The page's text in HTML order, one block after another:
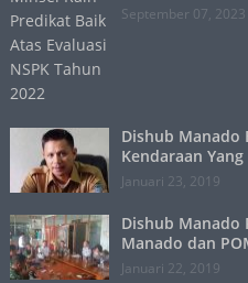
September 07, 2023
Dishub Manado
Kendaraan
Januari 23, 2019
Dishub Manado
Manado dan
Januari 22, 2019